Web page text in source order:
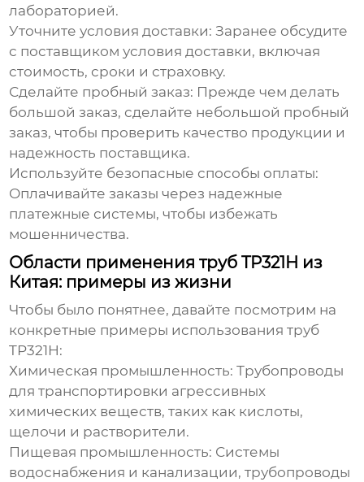
лабораторией.
Уточните условия доставки: Заранее обсудите
с поставщиком условия доставки, включая
стоимость, сроки и страховку.
Сделайте пробный заказ: Прежде чем делать
большой заказ, сделайте небольшой пробный
заказ, чтобы проверить качество продукции и
надежность поставщика.
Используйте безопасные способы оплаты:
Оплачивайте заказы через надежные
платежные системы, чтобы избежать
мошенничества.
Области применения труб TP321H из
Китая: примеры из жизни
Чтобы было понятнее, давайте посмотрим на
конкретные примеры использованиятруб
TP321H:
Химическая промышленность: Трубопроводы
для транспортировки агрессивных
химических веществ, таких как кислоты,
щелочи и растворители.
Пищевая промышленность: Системы
водоснабжения и канализации, трубопроводы